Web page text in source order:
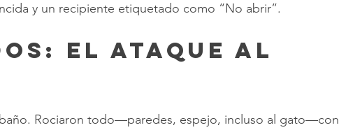
y un recipiente etiquetado como “No abrir”.
El Ataque al
Rociaron todo—paredes, espejo, incluso al gato—con